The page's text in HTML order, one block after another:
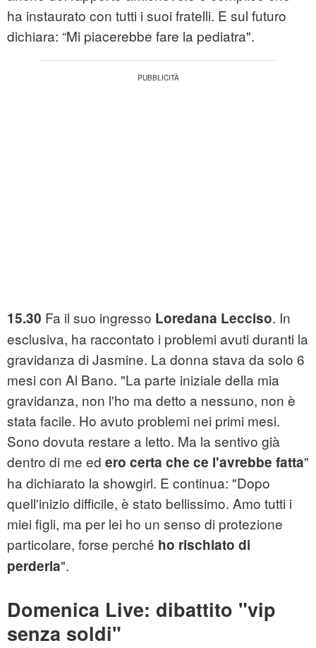
ha instaurato con tutti i suoi fratelli. E sul futuro
dichiara: “Mi piacerebbe fare la pediatra".
15.30 Fa il suo ingresso Loredana Lecciso. In
esclusiva, ha raccontato i problemi avuti duranti la
gravidanza di Jasmine. La donna stava da solo 6
mesi con Al Bano. "La parte iniziale della mia
gravidanza, non l'ho ma detto a nessuno, non è
stata facile. Ho avuto problemi nei primi mesi.
Sono dovuta restare a letto. Ma la sentivo già
dentro di me ed ero certa che ce l'avrebbe fatta"
ha dichiarato la showgirl. E continua: "Dopo
quell'inizio difficile, è stato bellissimo. Amo tutti i
miei figli, ma per lei ho un senso di protezione
particolare, forse perché ho rischiato di
perderla".
Domenica Live: dibattito "vip
senza soldi"